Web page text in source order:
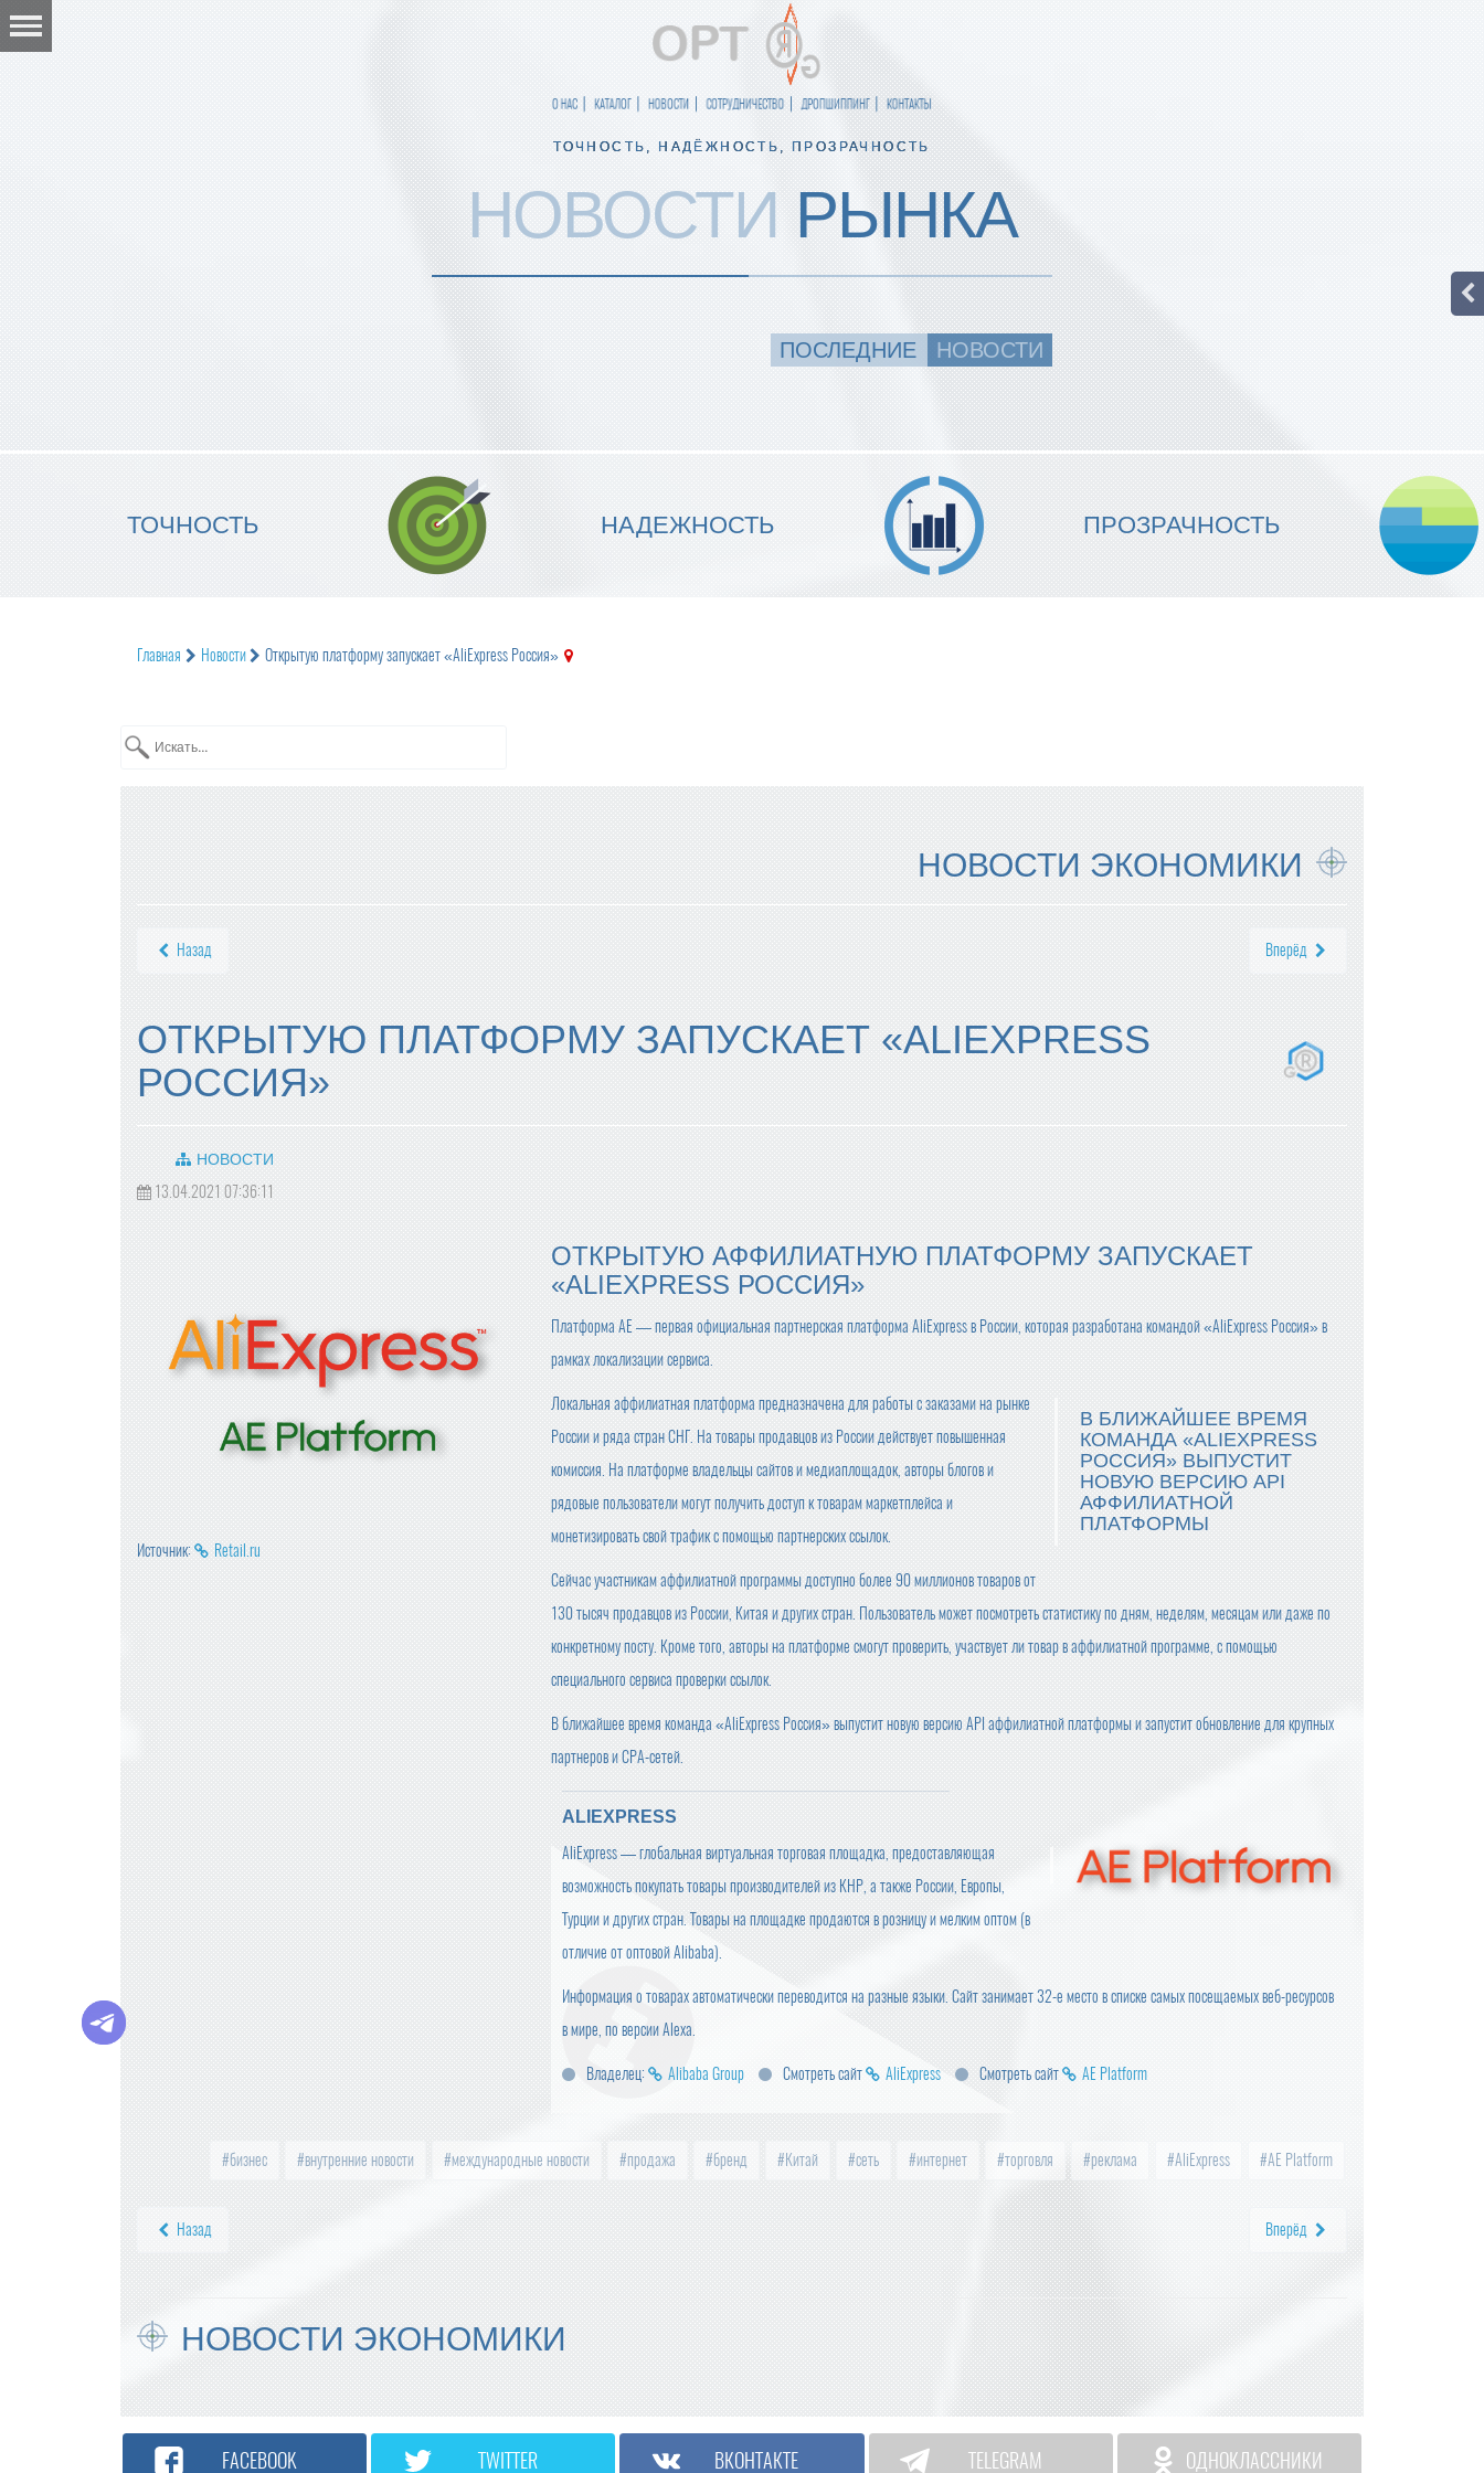
О НАС КАТАЛОГ НОВОСТИ СОТРУДНИЧЕСТВО ДРОПШИППИНГ КОНТАКТЫ
ТОЧНОСТЬ, НАДЁЖНОСТЬ, ПРОЗРАЧНОСТЬ
НОВОСТИ РЫНКА
ПОСЛЕДНИЕ НОВОСТИ
ТОЧНОСТЬ
МЫ ГАРАНТИРУЕМ ТОЧНОСТЬ
ИСПОЛНЕНИЯ
НАДЕЖНОСТЬ
МЫ ОБЕСПЕЧИВАЕМ
НАДЕЖНОСТЬ ИСПОЛНЕНИЯ
ПРОЗРАЧНОСТЬ
Главная Новости Открытую платформу запускает «AliExpress Россия»
НОВОСТИ ЭКОНОМИКИ
Назад Вперёд
ОТКРЫТУЮ ПЛАТФОРМУ ЗАПУСКАЕТ «ALIEXPRESS
РОССИЯ»
НОВОСТИ
13.04.2021 07:36:11
Источник: Retail.ru
ОТКРЫТУЮ АФФИЛИАТНУЮ ПЛАТФОРМУ ЗАПУСКАЕТ
«ALIEXPRESS РОССИЯ»
Платформа AE — первая официальная партнерская платформа AliExpress в России, которая разработана командой «AliExpress Россия» в
рамках локализации сервиса.
В БЛИЖАЙШЕЕ ВРЕМЯ
КОМАНДА «ALIEXPRESS
РОССИЯ» ВЫПУСТИТ
НОВУЮ ВЕРСИЮ API
АФФИЛИАТНОЙ
ПЛАТФОРМЫ
Локальная аффилиатная платформа предназначена для работы с заказами на рынке
России и ряда стран СНГ. На товары продавцов из России действует повышенная
комиссия. На платформе владельцы сайтов и медиаплощадок, авторы блогов и
рядовые пользователи могут получить доступ к товарам маркетплейса и
монетизировать свой трафик с помощью партнерских ссылок.
Сейчас участникам аффилиатной программы доступно более 90 миллионов товаров от
130 тысяч продавцов из России, Китая и других стран. Пользователь может посмотреть статистику по дням, неделям, месяцам или даже по
конкретному посту. Кроме того, авторы на платформе смогут проверить, участвует ли товар в аффилиатной программе, с помощью
специального сервиса проверки ссылок.
В ближайшее время команда «AliExpress Россия» выпустит новую версию API аффилиатной платформы и запустит обновление для крупных
партнеров и CPA-сетей.
ALIEXPRESS
AliExpress — глобальная виртуальная торговая площадка, предоставляющая
возможность покупать товары производителей из КНР, а также России, Европы,
Турции и других стран. Товары на площадке продаются в розницу и мелким оптом (в
отличие от оптовой Alibaba).
Информация о товарах автоматически переводится на разные языки. Сайт занимает 32-е место в списке самых посещаемых веб-ресурсов
в мире, по версии Alexa.
Владелец: Alibaba Group Смотреть сайт AliExpress Смотреть сайт AE Platform
бизнес внутренние новости международные новости продажа бренд Китай сеть интернет торговля реклама AliExpress AE Platform
Назад Вперёд
НОВОСТИ ЭКОНОМИКИ
FACEBOOK TWITTER ВКОНТАКТЕ TELEGRAM ОДНОКЛАССНИКИ